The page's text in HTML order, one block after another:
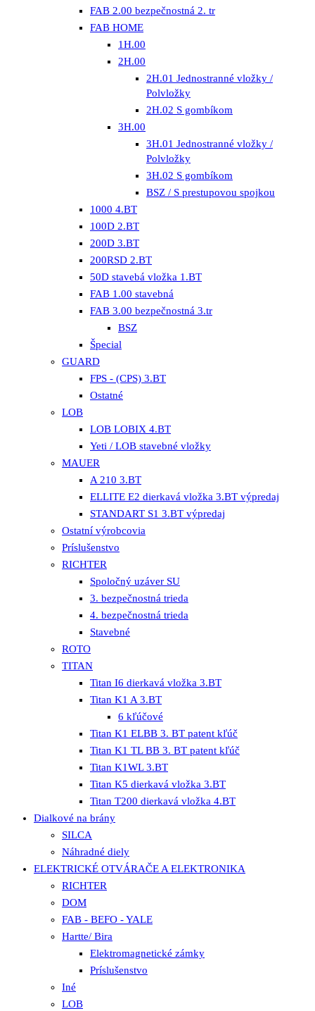
FAB 2.00 bezpečnostná 2. tr
FAB HOME
1H.00
2H.00
2H.01 Jednostranné vložky /
Polvložky
2H.02 S gombíkom
3H.00
3H.01 Jednostranné vložky /
Polvložky
3H.02 S gombíkom
BSZ / S prestupovou spojkou
1000 4.BT
100D 2.BT
200D 3.BT
200RSD 2.BT
50D stavebá vložka 1.BT
FAB 1.00 stavebná
FAB 3.00 bezpečnostná 3.tr
BSZ
Špecial
GUARD
FPS - (CPS) 3.BT
Ostatné
LOB
LOB LOBIX 4.BT
Yeti / LOB stavebné vložky
MAUER
A 210 3.BT
ELLITE E2 dierkavá vložka 3.BT výpredaj
STANDART S1 3.BT výpredaj
Ostatní výrobcovia
Príslušenstvo
RICHTER
Spoločný uzáver SU
3. bezpečnostná trieda
4. bezpečnostná trieda
Stavebné
ROTO
TITAN
Titan I6 dierkavá vložka 3.BT
Titan K1 A 3.BT
6 kľúčové
Titan K1 ELBB 3. BT patent kľúč
Titan K1 TL BB 3. BT patent kľúč
Titan K1WL 3.BT
Titan K5 dierkavá vložka 3.BT
Titan T200 dierkavá vložka 4.BT
Dialkové na brány
SILCA
Náhradné diely
ELEKTRICKÉ OTVÁRAČE A ELEKTRONIKA
RICHTER
DOM
FAB - BEFO - YALE
Hartte/ Bira
Elektromagnetické zámky
Príslušenstvo
Iné
LOB